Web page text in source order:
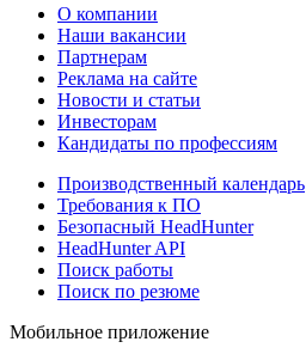
О компании
Наши вакансии
Партнерам
Реклама на сайте
Новости и статьи
Инвесторам
Кандидаты по профессиям
Производственный календарь
Требования к ПО
Безопасный HeadHunter
HeadHunter API
Поиск работы
Поиск по резюме
Мобильное приложение